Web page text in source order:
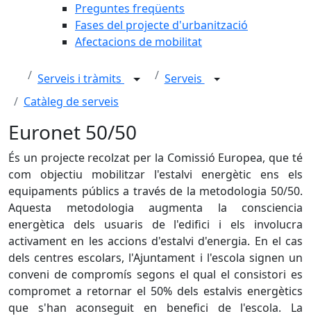
Preguntes freqüents
Fases del projecte d'urbanització
Afectacions de mobilitat
Serveis i tràmits
Serveis
Catàleg de serveis
Euronet 50/50
És un projecte recolzat per la Comissió Europea, que té
com objectiu mobilitzar l'estalvi energètic ens els
equipaments públics a través de la metodologia 50/50.
Aquesta metodologia augmenta la consciencia
energètica dels usuaris de l'edifici i els involucra
activament en les accions d'estalvi d'energia. En el cas
dels centres escolars, l'Ajuntament i l'escola signen un
conveni de compromís segons el qual el consistori es
compromet a retornar el 50% dels estalvis energètics
que s'han aconseguit en benefici de l'escola. La